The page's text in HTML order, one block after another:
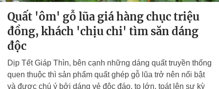
Quất 'ôm' gỗ lũa giá hàng chục triệu
đồng, khách 'chịu chi' tìm săn dáng
độc
Dịp Tết Giáp Thìn, bên cạnh những dáng quất truyền thống
quen thuộc thì sản phẩm quất ghép gỗ lũa trở nên nổi bật
và được chú ý bởi dáng vẻ độc đáo, to lớn, toát lên sự kỳ